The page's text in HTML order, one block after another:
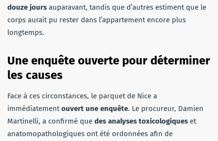
douze jours auparavant, tandis que d’autres estiment que le
corps aurait pu rester dans l’appartement encore plus
longtemps.
Une enquête ouverte pour déterminer
les causes
Face à ces circonstances, le parquet de Nice a
immédiatementouvert une enquête. Le procureur, Damien
Martinelli, a confirmé que des analyses toxicologiques et
anatomopathologiques ont été ordonnées afin de